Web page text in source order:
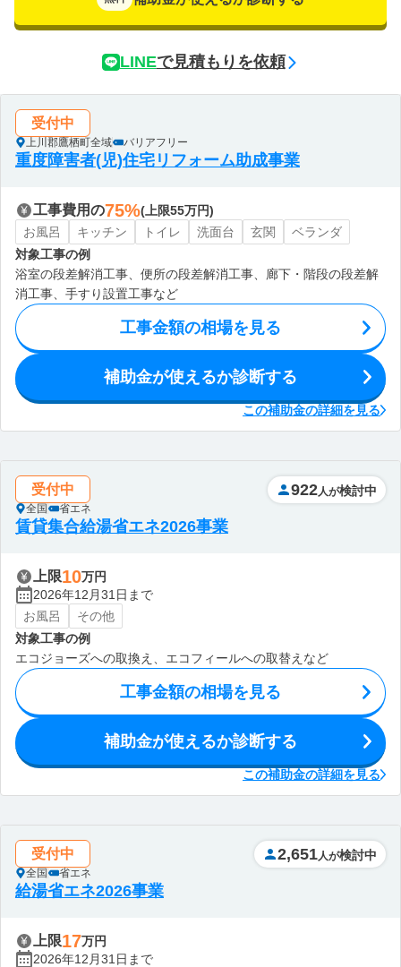
LINEで見積もりを依頼
受付中
上川郡鷹栖町全域 バリアフリー
重度障害者(児)住宅リフォーム助成事業
工事費用の75%(上限55万円)
お風呂
キッチン トイレ 洗面台 玄関
ベランダ
対象工事の例
浴室の段差解消工事、便所の段差解消工事、廊下・階段の段差解
消工事、手すり設置工事など
工事金額の相場を見る
補助金が使えるか診断する
この補助金の詳細を見る
受付中
全国 省エネ
922 人が検討中
賃貸集合給湯省エネ2026事業
上限10万円
2026年12月31日まで
お風呂
その他
対象工事の例
エコジョーズへの取換え、エコフィールへの取替えなど
工事金額の相場を見る
補助金が使えるか診断する
この補助金の詳細を見る
受付中
全国 省エネ
2,651 人が検討中
給湯省エネ2026事業
上限17万円
2026年12月31日まで